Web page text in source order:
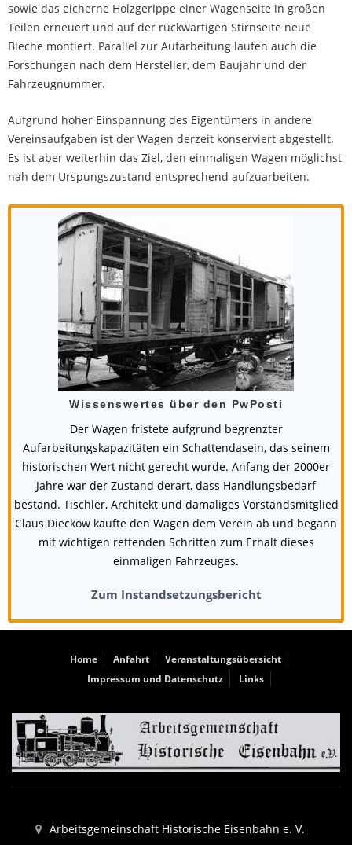
sowie das eicherne Holzgerippe einer Wagenseite in großen
Teilen erneuert und auf der rückwärtigen Stirnseite neue
Bleche montiert. Parallel zur Aufarbeitung laufen auch die
Forschungen nach dem Hersteller, dem Baujahr und der
Fahrzeugnummer.
Aufgrund hoher Einspannung des Eigentümers in andere
Vereinsaufgaben ist der Wagen derzeit konserviert abgestellt.
Es ist aber weiterhin das Ziel, den einmaligen Wagen möglichst
nah dem Urspungszustand entsprechend aufzuarbeiten.
Wissenswertes über den PwPosti
Der Wagen fristete aufgrund begrenzter
Aufarbeitungskapazitäten ein Schattendasein, das seinem
historischen Wert nicht gerecht wurde. Anfang der 2000er
Jahre war der Zustand derart, dass Handlungsbedarf
bestand. Tischler, Architekt und damaliges Vorstandsmitglied
Claus Dieckow kaufte den Wagen dem Verein ab und begann
mit wichtigen rettenden Schritten zum Erhalt dieses
einmaligen Fahrzeuges.
Zum Instandsetzungsbericht
Home Anfahrt
Veranstaltungsübersicht
Impressum und Datenschutz
Links
Arbeitsgemeinschaft Historische Eisenbahn e. V.